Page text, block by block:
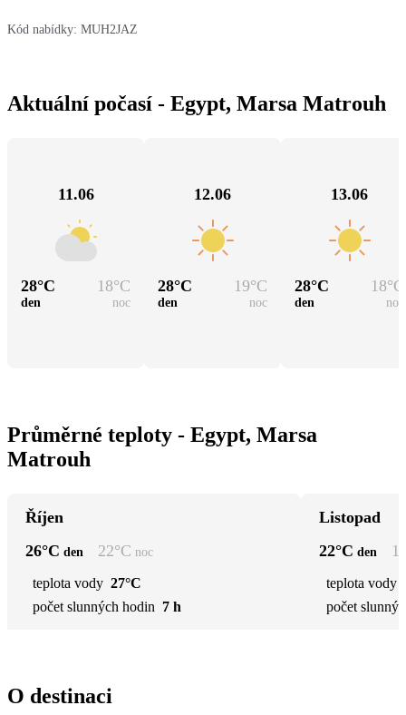
Kód nabídky: MUH2JAZ
Aktuální počasí - Egypt, Marsa Matrouh
11.06
28°C 18°C
den noc
12.06
28°C 19°C
den noc
13.06
28°C 18°C
den noc
Průměrné teploty - Egypt, Marsa
Matrouh
Říjen
26°C den 22°C noc
teplota vody 27°C
počet slunných hodin 7 h
Listopad
22°C den
teplota vody
počet
O destinaci